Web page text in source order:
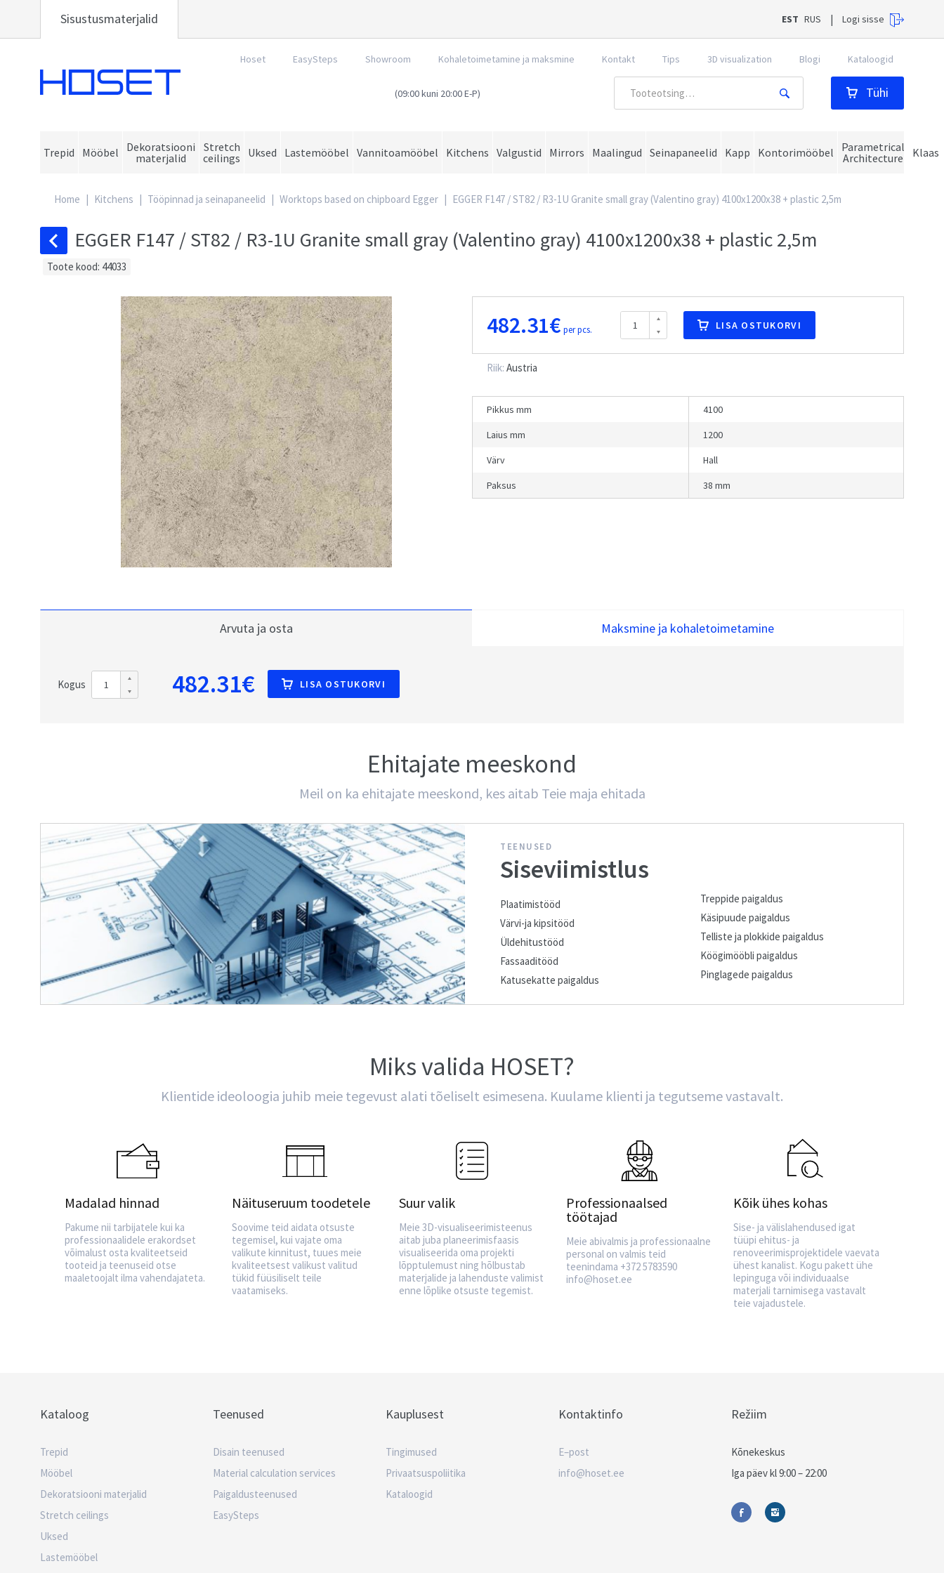
Sisustusmaterjalid EST RUS Logi sisse
(09:00 kuni 20:00 E-P) Tühi
Hoset EasySteps Showroom Kohaletoimetamine ja maksmine Kontakt Tips 3D visualization Blogi Kataloogid
Trepid Mööbel
Dekoratsiooni
materjalid
Stretch
ceilings
Uksed Lastemööbel Vannitoamööbel Kitchens Valgustid Mirrors Maalingud Seinapaneelid Kapp Kontorimööbel
Parametrical
Architecture
Klaas
Home | Kitchens | Tööpinnad ja seinapaneelid | Worktops based on chipboard Egger | EGGER F147 / ST82 / R3-1U Granite small gray (Valentino gray) 4100x1200x38 + plastic 2,5m
EGGER F147 / ST82 / R3-1U Granite small gray (Valentino gray) 4100x1200x38 + plastic 2,5m
Toote kood: 44033
482.31€ per pcs. LISA OSTUKORVI
Riik: Austria
Pikkus mm
4100
Laius mm
1200
Värv
Hall
Paksus
38 mm
Arvuta ja osta Maksmine ja kohaletoimetamine
Kogus 482.31€ LISA OSTUKORVI
Ehitajate meeskond
Meil on ka ehitajate meeskond, kes aitab Teie maja ehitada
TEENUSED
Siseviimistlus
Plaatimistööd
Värvi-ja kipsitööd
Üldehitustööd
Fassaaditööd
Katusekatte paigaldus
Treppide paigaldus
Käsipuude paigaldus
Telliste ja plokkide paigaldus
Köögimööbli paigaldus
Pinglagede paigaldus
Miks valida HOSET?
Klientide ideoloogia juhib meie tegevust alati tõeliselt esimesena. Kuulame klienti ja tegutseme vastavalt.
Madalad hinnad
Pakume nii tarbijatele kui ka
professionaalidele erakordset
võimalust osta kvaliteetseid
tooteid ja teenuseid otse
maaletoojalt ilma vahendajateta.
Näituseruum toodetele
Soovime teid aidata otsuste
tegemisel, kui vajate oma
valikute kinnitust, tuues meie
kvaliteetsest valikust valitud
tükid füüsiliselt teile
vaatamiseks.
Suur valik
Meie 3D-visualiseerimisteenus
aitab juba planeerimisfaasis
visualiseerida oma projekti
lõpptulemust ning hõlbustab
materjalide ja lahenduste valimist
enne lõplike otsuste tegemist.
Professionaalsed
töötajad
Meie abivalmis ja professionaalne
personal on valmis teid
teenindama +372 5783590
info@hoset.ee
Kõik ühes kohas
Sise- ja välislahendused igat
tüüpi ehitus- ja
renoveerimisprojektidele vaevata
ühest kanalist. Kogu pakett ühe
lepinguga või individuaalse
materjali tarnimisega vastavalt
teie vajadustele.
Kataloog
Trepid
Mööbel
Dekoratsiooni materjalid
Stretch ceilings
Uksed
Lastemööbel
Teenused
Disain teenused
Material calculation services
Paigaldusteenused
EasySteps
Kauplusest
Tingimused
Privaatsuspoliitika
Kataloogid
Kontaktinfo
E–post
info@hoset.ee
Režiim
Kõnekeskus
Iga päev kl 9:00 – 22:00